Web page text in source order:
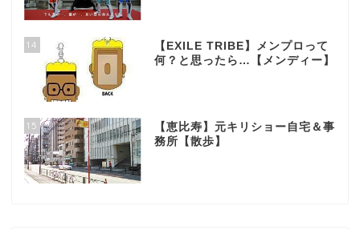
14
【EXILE TRIBE】メンプロって
何？と思ったら…【メンディー】
15
【恵比寿】元キリショー自宅＆事
務所【散歩】